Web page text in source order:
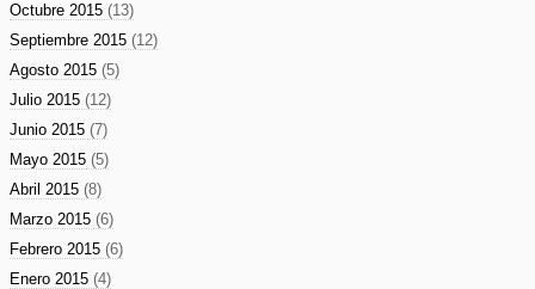
Octubre 2015 (13)
Septiembre 2015 (12)
Agosto 2015 (5)
Julio 2015 (12)
Junio 2015 (7)
Mayo 2015 (5)
Abril 2015 (8)
Marzo 2015 (6)
Febrero 2015 (6)
Enero 2015 (4)